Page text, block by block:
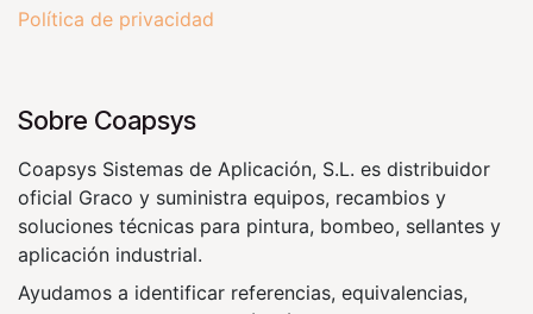
Política de privacidad
Sobre Coapsys
Coapsys Sistemas de Aplicación, S.L. es distribuidor
oficial Graco y suministra equipos, recambios y
soluciones técnicas para pintura, bombeo, sellantes y
aplicación industrial.
Ayudamos a identificar referencias, equivalencias,